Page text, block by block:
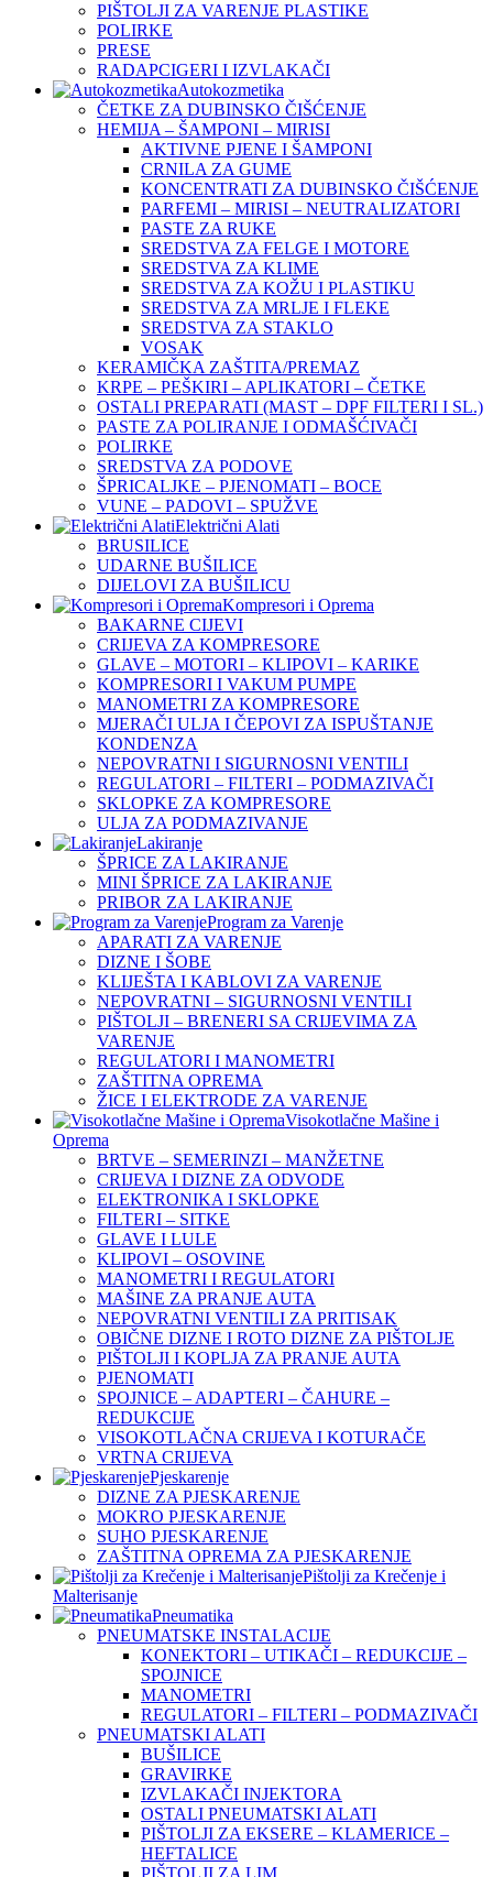
PIŠTOLJI ZA VARENJE PLASTIKE
POLIRKE
PRESE
RADAPCIGERI I IZVLAKAČI
Autokozmetika
ČETKE ZA DUBINSKO ČIŠĆENJE
HEMIJA – ŠAMPONI – MIRISI
AKTIVNE PJENE I ŠAMPONI
CRNILA ZA GUME
KONCENTRATI ZA DUBINSKO ČIŠĆENJE
PARFEMI – MIRISI – NEUTRALIZATORI
PASTE ZA RUKE
SREDSTVA ZA FELGE I MOTORE
SREDSTVA ZA KLIME
SREDSTVA ZA KOŽU I PLASTIKU
SREDSTVA ZA MRLJE I FLEKE
SREDSTVA ZA STAKLO
VOSAK
KERAMIČKA ZAŠTITA/PREMAZ
KRPE – PEŠKIRI – APLIKATORI – ČETKE
OSTALI PREPARATI (MAST – DPF FILTERI I SL.)
PASTE ZA POLIRANJE I ODMAŠĆIVAČI
POLIRKE
SREDSTVA ZA PODOVE
ŠPRICALJKE – PJENOMATI – BOCE
VUNE – PADOVI – SPUŽVE
Električni Alati
BRUSILICE
UDARNE BUŠILICE
DIJELOVI ZA BUŠILICU
Kompresori i Oprema
BAKARNE CIJEVI
CRIJEVA ZA KOMPRESORE
GLAVE – MOTORI – KLIPOVI – KARIKE
KOMPRESORI I VAKUM PUMPE
MANOMETRI ZA KOMPRESORE
MJERAČI ULJA I ČEPOVI ZA ISPUŠTANJE
KONDENZA
NEPOVRATNI I SIGURNOSNI VENTILI
REGULATORI – FILTERI – PODMAZIVAČI
SKLOPKE ZA KOMPRESORE
ULJA ZA PODMAZIVANJE
Lakiranje
ŠPRICE ZA LAKIRANJE
MINI ŠPRICE ZA LAKIRANJE
PRIBOR ZA LAKIRANJE
Program za Varenje
APARATI ZA VARENJE
DIZNE I ŠOBE
KLIJEŠTA I KABLOVI ZA VARENJE
NEPOVRATNI – SIGURNOSNI VENTILI
PIŠTOLJI – BRENERI SA CRIJEVIMA ZA
VARENJE
REGULATORI I MANOMETRI
ZAŠTITNA OPREMA
ŽICE I ELEKTRODE ZA VARENJE
Visokotlačne Mašine i
Oprema
BRTVE – SEMERINZI – MANŽETNE
CRIJEVA I DIZNE ZA ODVODE
ELEKTRONIKA I SKLOPKE
FILTERI – SITKE
GLAVE I LULE
KLIPOVI – OSOVINE
MANOMETRI I REGULATORI
MAŠINE ZA PRANJE AUTA
NEPOVRATNI VENTILI ZA PRITISAK
OBIČNE DIZNE I ROTO DIZNE ZA PIŠTOLJE
PIŠTOLJI I KOPLJA ZA PRANJE AUTA
PJENOMATI
SPOJNICE – ADAPTERI – ČAHURE –
REDUKCIJE
VISOKOTLAČNA CRIJEVA I KOTURAČE
VRTNA CRIJEVA
Pjeskarenje
DIZNE ZA PJESKARENJE
MOKRO PJESKARENJE
SUHO PJESKARENJE
ZAŠTITNA OPREMA ZA PJESKARENJE
Pištolji za Krečenje i
Malterisanje
Pneumatika
PNEUMATSKE INSTALACIJE
KONEKTORI – UTIKAČI – REDUKCIJE –
SPOJNICE
MANOMETRI
REGULATORI – FILTERI – PODMAZIVAČI
PNEUMATSKI ALATI
BUŠILICE
GRAVIRKE
IZVLAKAČI INJEKTORA
OSTALI PNEUMATSKI ALATI
PIŠTOLJI ZA EKSERE – KLAMERICE –
HEFTALICE
PIŠTOLJI ZA LIM